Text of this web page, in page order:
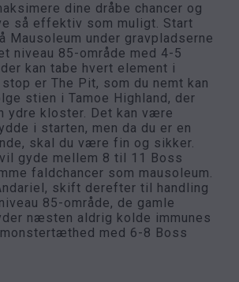
dine dråbe chancer og
så effektiv som muligt. Start
Mausoleum under gravpladserne
niveau 85-område med 4-5
kan tabe hvert element i
er The Pit, som du nemt kan
stien i Tamoe Highland, der
ydre kloster. Det kan være
i starten, men da du er en
skal du være fin og sikker.
gyde mellem 8 til 11 Boss
faldchancer som mausoleum.
skift derefter til handling
85-område, de gamle
næsten aldrig kolde immunes
med 6-8 Boss